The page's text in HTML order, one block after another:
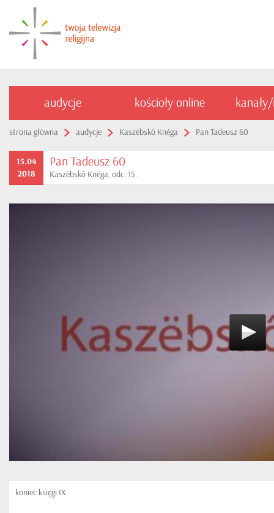
audycje kościoły online
strona główna audycje Kaszëbskô Knéga Pan Tadeusz 60
15.04
2018
Pan Tadeusz 60
Kaszëbskô Knéga, odc. 15.
koniec księgi IX